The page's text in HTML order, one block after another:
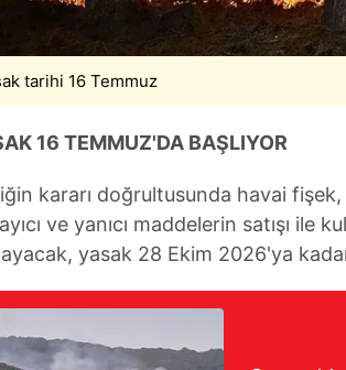
tarihi 16 Temmuz
16 TEMMUZ'DA BAŞLIYOR
kararı doğrultusunda havai
ve yanıcı maddelerin satışı ile
yasak 28 Ekim 2026'ya